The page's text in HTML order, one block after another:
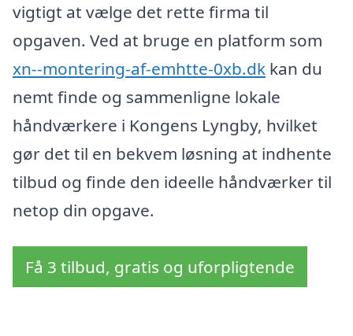
vigtigt at vælge det rette firma til
opgaven. Ved at bruge en platform som
xn--montering-af-emhtte-0xb.dk kan du
nemt finde og sammenligne lokale
håndværkere i Kongens Lyngby, hvilket
gør det til en bekvem løsning at indhente
tilbud og finde den ideelle håndværker til
netop din opgave.
Få 3 tilbud, gratis og uforpligtende